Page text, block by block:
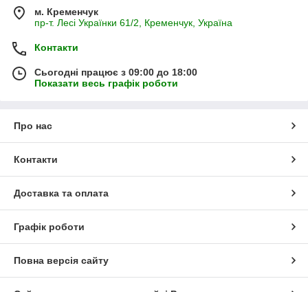
м. Кременчук
пр-т. Лесі Українки 61/2, Кременчук, Україна
Контакти
Сьогодні працює з 09:00 до 18:00
Показати весь графік роботи
Про нас
Контакти
Доставка та оплата
Графік роботи
Повна версія сайту